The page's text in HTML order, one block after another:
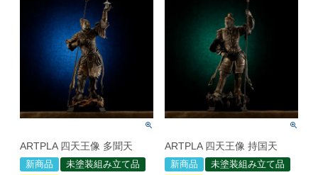
ARTPLA 四天王像 多聞天
新商品
未塗装組み立て品
ARTPLA 四天王像 持国天
新商品
未塗装組み立て品